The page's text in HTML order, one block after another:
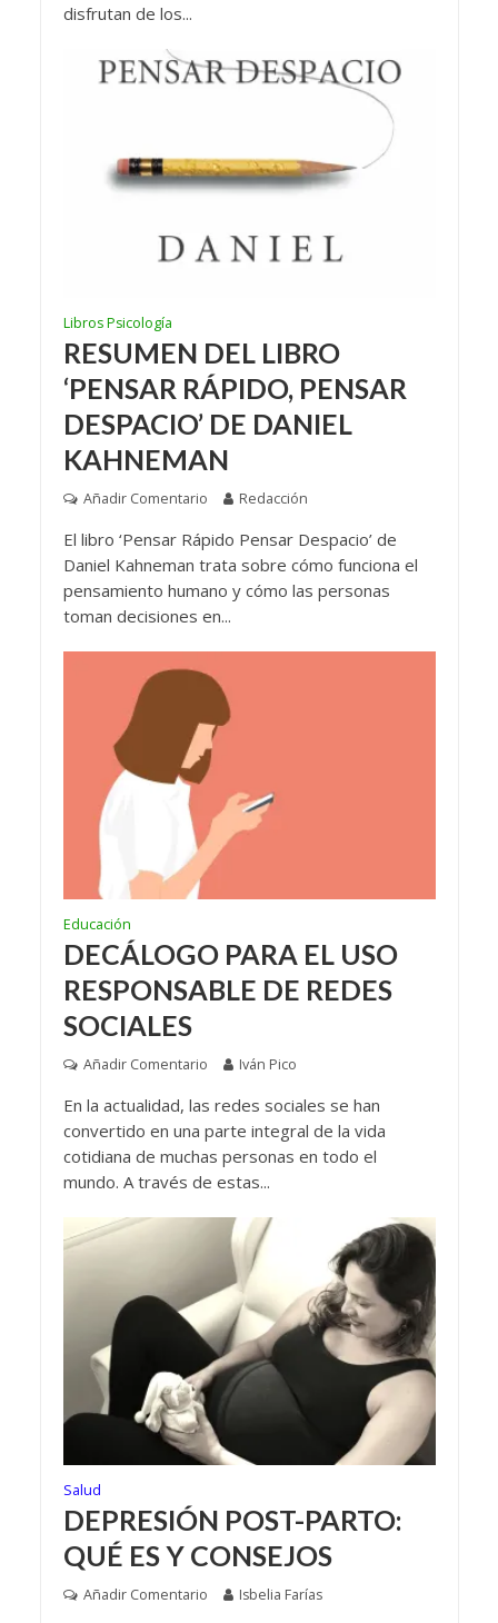
disfrutan de los...
Libros Psicología
RESUMEN DEL LIBRO
‘PENSAR RÁPIDO, PENSAR
DESPACIO’ DE DANIEL
KAHNEMAN
Añadir Comentario Redacción
El libro ‘Pensar Rápido Pensar Despacio’ de
Daniel Kahneman trata sobre cómo funciona el
pensamiento humano y cómo las personas
toman decisiones en...
Educación
DECÁLOGO PARA EL USO
RESPONSABLE DE REDES
SOCIALES
Añadir Comentario Iván Pico
En la actualidad, las redes sociales se han
convertido en una parte integral de la vida
cotidiana de muchas personas en todo el
mundo. A través de estas...
Salud
DEPRESIÓN POST-PARTO:
QUÉ ES Y CONSEJOS
Añadir Comentario Isbelia Farías